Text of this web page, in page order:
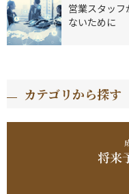
営業スタッ
ないために
カテゴリから探す
将来